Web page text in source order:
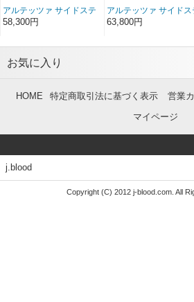
アルテッツァ サイドステ
ップ FRP
58,300円
アルテッツァ サイドス
ップ ソフトFRP
63,800円
お気に入り
HOME 特定商取引法に基づく表示 営業
マイページ
j.blood
Copyright (C) 2012 j-blood.com. All